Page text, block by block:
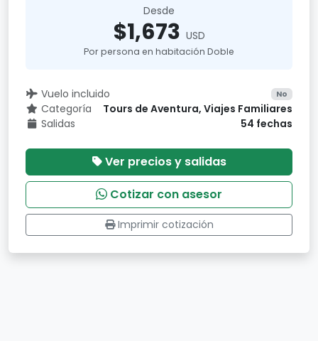
Desde
$1,673 USD
Por persona en habitación Doble
Vuelo incluido No
Categoría
Tours de Aventura, Viajes Familiares
Salidas
54 fechas
Ver precios y salidas
Cotizar con asesor
Imprimir cotización